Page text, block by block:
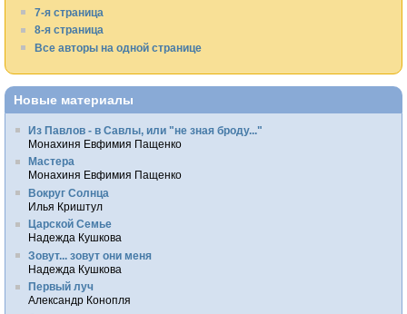
7-я страница
8-я страница
Все авторы на одной странице
Новые материалы
Из Павлов - в Савлы, или "не зная броду..."
Монахиня Евфимия Пащенко
Мастера
Монахиня Евфимия Пащенко
Вокруг Солнца
Илья Криштул
Царской Семье
Надежда Кушкова
Зовут... зовут они меня
Надежда Кушкова
Первый луч
Александр Конопля